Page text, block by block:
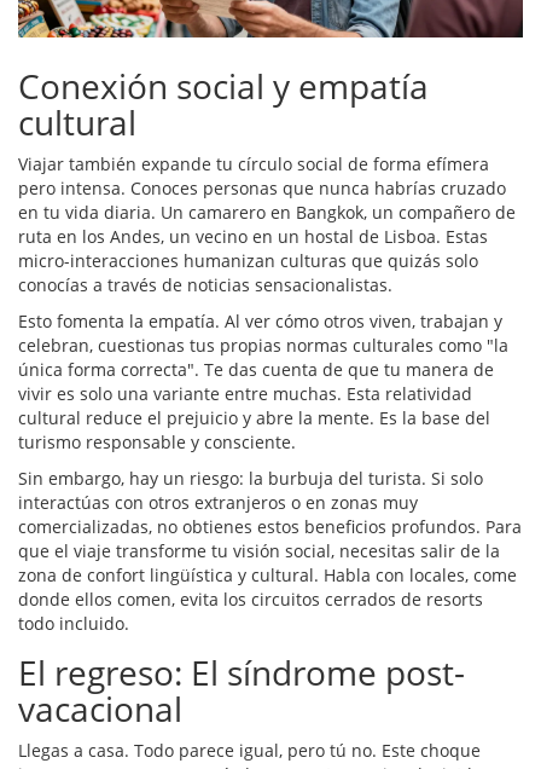
Conexión social y empatía
cultural
Viajar también expande tu círculo social de forma efímera
pero intensa. Conoces personas que nunca habrías cruzado
en tu vida diaria. Un camarero en Bangkok, un compañero de
ruta en los Andes, un vecino en un hostal de Lisboa. Estas
micro-interacciones humanizan culturas que quizás solo
conocías a través de noticias sensacionalistas.
Esto fomenta la empatía. Al ver cómo otros viven, trabajan y
celebran, cuestionas tus propias normas culturales como "la
única forma correcta". Te das cuenta de que tu manera de
vivir es solo una variante entre muchas. Esta relatividad
cultural reduce el prejuicio y abre la mente. Es la base del
turismo responsable y consciente.
Sin embargo, hay un riesgo: la burbuja del turista. Si solo
interactúas con otros extranjeros o en zonas muy
comercializadas, no obtienes estos beneficios profundos. Para
que el viaje transforme tu visión social, necesitas salir de la
zona de confort lingüística y cultural. Habla con locales, come
donde ellos comen, evita los circuitos cerrados de resorts
todo incluido.
El regreso: El síndrome post-
vacacional
Llegas a casa. Todo parece igual, pero tú no. Este choque